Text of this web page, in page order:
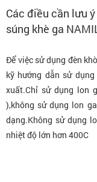
Các điều cần lưu
súng khè ga
Để việc sử dụng đèn
kỹ hướng dẫn sử
xuất.Chỉ sử dụng lon
),không sử dụng lon
dạng.Không sử dụng
nhiệt độ lớn hơn 400C